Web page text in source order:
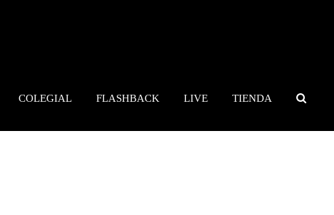
COLEGIAL FLASHBACK LIVE TIENDA